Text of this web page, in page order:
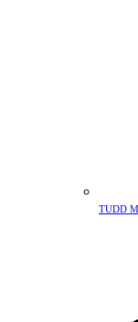
TUDD